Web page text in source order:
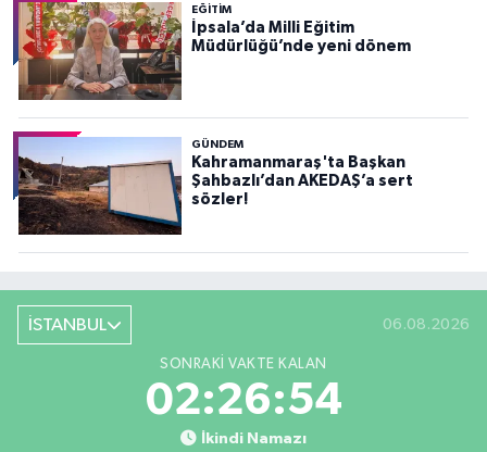
EĞİTİM
İpsala’da Milli Eğitim
Müdürlüğü’nde yeni dönem
GÜNDEM
Kahramanmaraş'ta Başkan
Şahbazlı’dan AKEDAŞ’a sert
sözler!
İSTANBUL 06.08.2026
SONRAKI VAKTE KALAN
02:26:53
İkindi Namazı